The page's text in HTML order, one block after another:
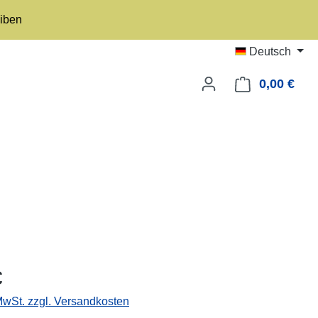
Deutsch
0,00 €
zzgl. Versandkosten